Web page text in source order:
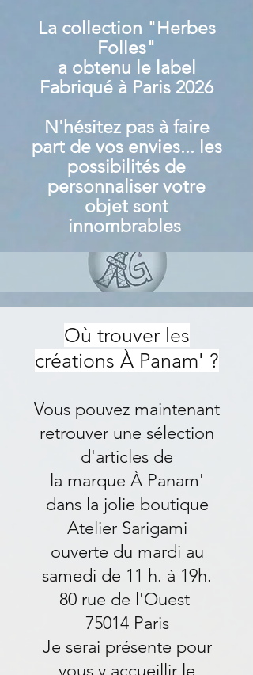
La collection "Herbes
Folles"
a obtenu le label
Fabriqué à Paris 2026
N'hésitez pas à faire
part de vos envies... les
possibilités de
personnaliser votre
objet sont
innombrables
Où trouver les
créations À Panam' ?
Vous pouvez maintenant
retrouver une sélection
d'articles de
la marque À Panam'
dans la jolie boutique
Atelier Sarigami
ouverte du mardi au
samedi de 11 h. à 19h.
80 rue de l'Ouest
75014 Paris
Je serai présente pour
vous y accueillir le